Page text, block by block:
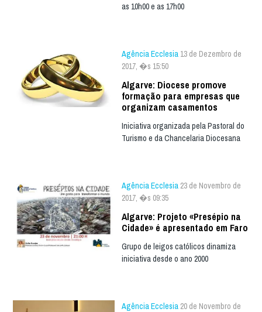
as 10h00 e as 17h00
Agência Ecclesia 13 de Dezembro de
2017, �s 15:50
Algarve: Diocese promove
formação para empresas que
organizam casamentos
Iniciativa organizada pela Pastoral do
Turismo e da Chancelaria Diocesana
Agência Ecclesia 23 de Novembro de
2017, �s 09:35
Algarve: Projeto «Presépio na
Cidade» é apresentado em Faro
Grupo de leigos católicos dinamiza
iniciativa desde o ano 2000
Agência Ecclesia 20 de Novembro de